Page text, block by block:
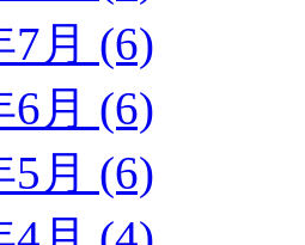
7月 (6)
6月 (6)
5月 (6)